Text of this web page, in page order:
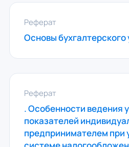
Реферат
Основы бухгалтерского
Реферат
. Особенности ведения
показателей
предпринимателем при